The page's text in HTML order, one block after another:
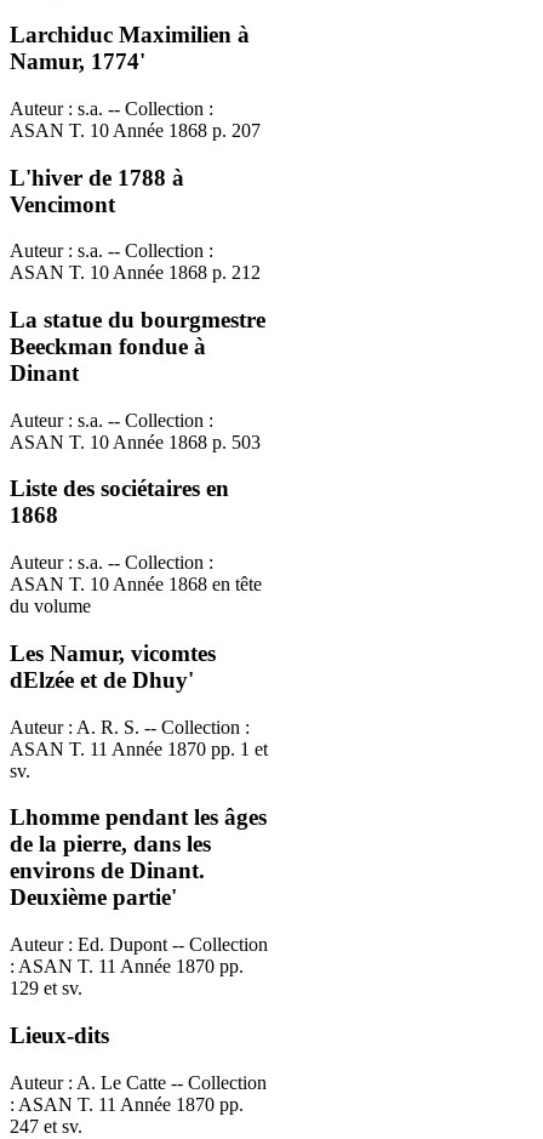
Larchiduc Maximilien à
Namur, 1774'
Auteur : s.a. -- Collection :
ASAN T. 10 Année 1868 p. 207
L'hiver de 1788 à
Vencimont
Auteur : s.a. -- Collection :
ASAN T. 10 Année 1868 p. 212
La statue du bourgmestre
Beeckman fondue à
Dinant
Auteur : s.a. -- Collection :
ASAN T. 10 Année 1868 p. 503
Liste des sociétaires en
1868
Auteur : s.a. -- Collection :
ASAN T. 10 Année 1868 en tête
du volume
Les Namur, vicomtes
dElzée et de Dhuy'
Auteur : A. R. S. -- Collection :
ASAN T. 11 Année 1870 pp. 1 et
sv.
Lhomme pendant les âges
de la pierre, dans les
environs de Dinant.
Deuxième partie'
Auteur : Ed. Dupont -- Collection
: ASAN T. 11 Année 1870 pp.
129 et sv.
Lieux-dits
Auteur : A. Le Catte -- Collection
: ASAN T. 11 Année 1870 pp.
247 et sv.